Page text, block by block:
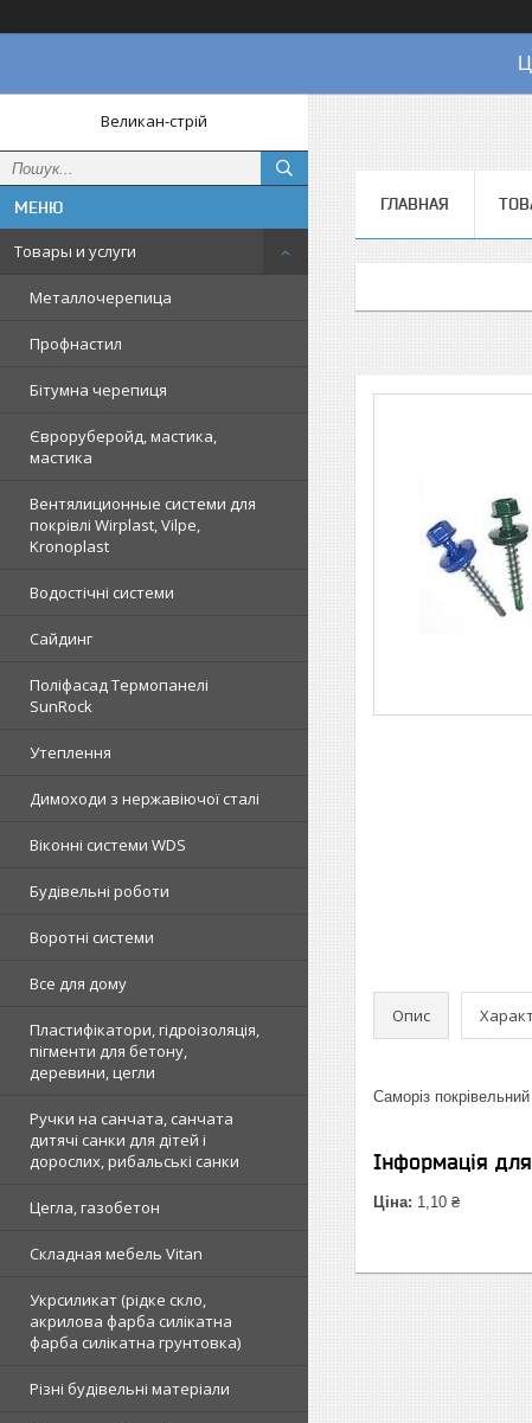
Великан-стрій
Товары и услуги
Металлочерепица
Профнастил
Бітумна черепиця
Євроруберойд, мастика,
мастика
Вентялиционные системи для
покрівлі Wirplast, Vilpe,
Kronoplast
Водостічні системи
Сайдинг
Поліфасад Термопанелі
SunRock
Утеплення
Димоходи з нержавіючої сталі
Віконні системи WDS
Будівельні роботи
Воротні системи
Все для дому
Пластифікатори, гідроізоляція,
пігменти для бетону,
деревини, цегли
Ручки на санчата, санчата
дитячі санки для дітей і
дорослих, рибальські санки
Цегла, газобетон
Складная мебель Vitan
Укрсиликат (рідке скло,
акрилова фарба силікатна
фарба силікатна грунтовка)
Різні будівельні матеріали
ГЛАВНАЯ
Опис
Саморіз
Інформація
Ціна: 1,10 ₴